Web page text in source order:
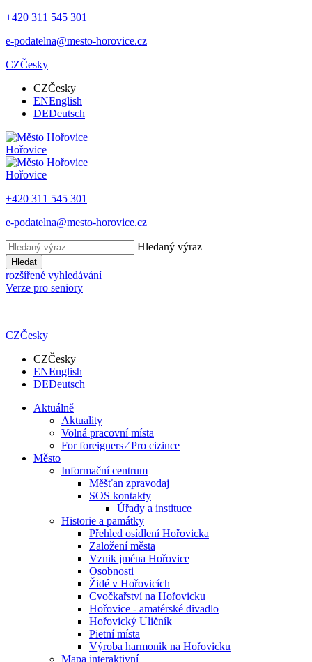
+420 311 545 301
e-podatelna@mesto-horovice.cz
CZČesky
CZČesky
ENEnglish
DEDeutsch
Hořovice
Hořovice
+420 311 545 301
e-podatelna@mesto-horovice.cz
Hledaný výraz
Hledat
rozšířené vyhledávání
Verze pro seniory
CZČesky
CZČesky
ENEnglish
DEDeutsch
Aktuálně
Aktuality
Volná pracovní místa
For foreigners ⁄ Pro cizince
Město
Informační centrum
Měšťan zpravodaj
SOS kontakty
Úřady a instituce
Historie a památky
Přehled osídlení Hořovicka
Založení města
Vznik jména Hořovice
Osobnosti
Židé v Hořovicích
Cvočkařství na Hořovicku
Hořovice - amatérské divadlo
Hořovický Uličník
Pietní místa
Výroba harmonik na Hořovicku
Mapa interaktivní